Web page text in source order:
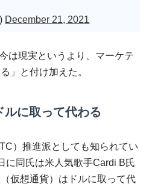
December 21, 2021
は現実というより、マーケテ
」と付け加えた。
ルに取って代わる
）推進派としても知られてい
に同氏は米人気歌手Cardi B氏
仮想通貨）はドルに取って代